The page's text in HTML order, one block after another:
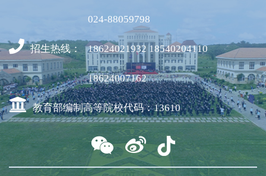
024-88059798
招生热线： 18624021932 18540204110
18624007162
教育部编制高等院校代码：13610